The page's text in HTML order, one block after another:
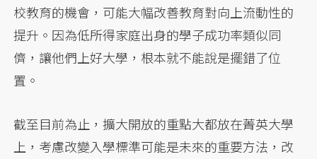
校教育的機會，可能大幅改善教育對向上流動性的
提升。因為低所得家庭出身的學子成功率類似同
儕，讓他們上好大學，根本就不能說是擺錯了位
置。
截至目前為止，擴大開放的重點大都放在菁英大學
上，考慮改變入學標準可能是未來的重要方法，改